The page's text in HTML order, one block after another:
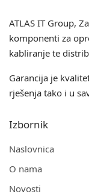
ATLAS IT Group,
komponenti za
kabliranje te
Garancija je
rješenja tako i u
Izbornik
Naslovnica
O nama
Novosti